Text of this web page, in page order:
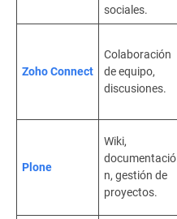
sociales.
Zoho Connect
Colaboración
de equipo,
discusiones.
Plone
Wiki,
documentació
n, gestión de
proyectos.